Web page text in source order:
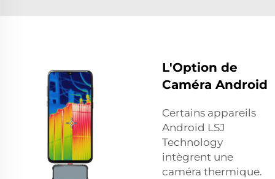
L'Option de
Caméra Android
Certains appareils
Android LSJ
Technology
intègrent une
caméra thermique.